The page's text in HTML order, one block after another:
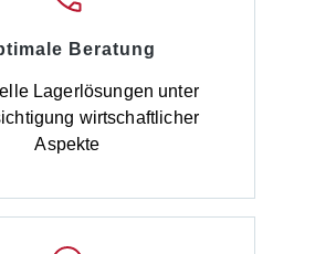
Beratung
Lagerlösungen unter
wirtschaftlicher
Aspekte